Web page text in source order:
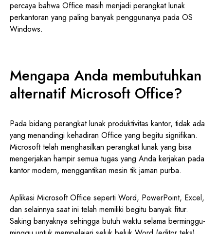
percaya bahwa Office masih menjadi perangkat lunak
perkantoran yang paling banyak penggunanya pada OS
Windows.
Mengapa Anda membutuhkan
alternatif Microsoft Office?
Pada bidang perangkat lunak produktivitas kantor, tidak ada
yang menandingi kehadiran Office yang begitu signifikan.
Microsoft telah menghasilkan perangkat lunak yang bisa
mengerjakan hampir semua tugas yang Anda kerjakan pada
kantor modern, menggantikan mesin tik jaman purba.
Aplikasi Microsoft Office seperti Word, PowerPoint, Excel,
dan selainnya saat ini telah memiliki begitu banyak fitur.
Saking banyaknya sehingga butuh waktu selama berminggu-